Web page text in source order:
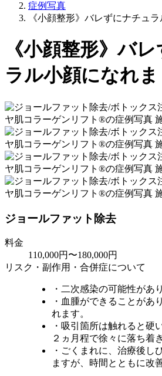
症例写真
《小顔整形》バレずにナチュ
《小顔整形》バ
ラル小顔になれま
ジョールファット除去
料金
110,000円〜180,000円
リスク・副作用・合併症について
・二次感染の可能性があ
・血腫ができることがあ
れます。
・吸引箇所は触れると硬
２ヵ月程で徐々に落ち着
・ごくまれに、治療後し
ますが、時間とともに改